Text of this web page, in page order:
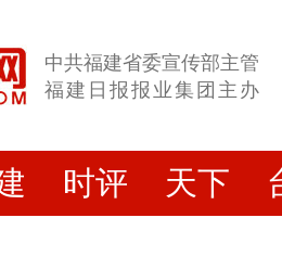
中共福建省委宣传部主管
福建日报报业集团主办
时评 天下